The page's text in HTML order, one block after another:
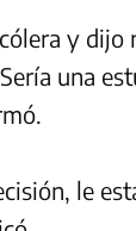
y
una
le